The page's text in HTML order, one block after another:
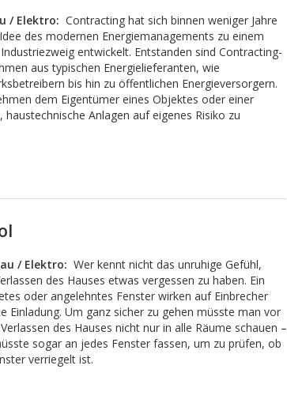
/ Elektro: Contracting hat sich binnen weniger Jahre
des modernen Energiemanagements zu einem
entwickelt. Entstanden sind Contracting-
aus typischen Energielieferanten, wie
bis hin zu öffentlichen Energieversorgern.
dem Eigentümer eines Objektes oder einer
Anlagen auf eigenes Risiko zu
/ Elektro: Wer kennt nicht das unruhige Gefühl,
des Hauses etwas vergessen zu haben. Ein
oder angelehntes Fenster wirken auf Einbrecher
Einladung. Um ganz sicher zu gehen müsste man vor
des Hauses nicht nur in alle Räume schauen –
sogar an jedes Fenster fassen, um zu prüfen, ob
verriegelt ist.